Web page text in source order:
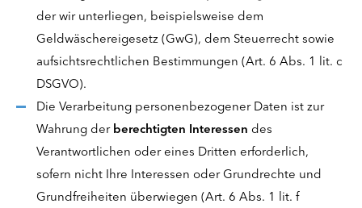
der wir unterliegen, beispielsweise dem
Geldwäschereigesetz (GwG), dem Steuerrecht sowie
aufsichtsrechtlichen Bestimmungen (Art. 6 Abs. 1 lit. c
DSGVO).
Die Verarbeitung personenbezogener Daten ist zur
Wahrung derberechtigten Interessen des
Verantwortlichen oder eines Dritten erforderlich,
sofern nicht Ihre Interessen oder Grundrechte und
Grundfreiheiten überwiegen (Art. 6 Abs. 1 lit. f